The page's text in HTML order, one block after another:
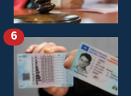
6